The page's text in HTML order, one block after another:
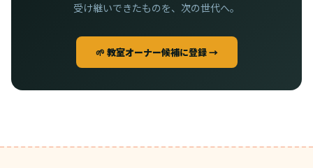
受け継いできたものを、次の世代へ。
🌱 教室オーナー候補に登録 →